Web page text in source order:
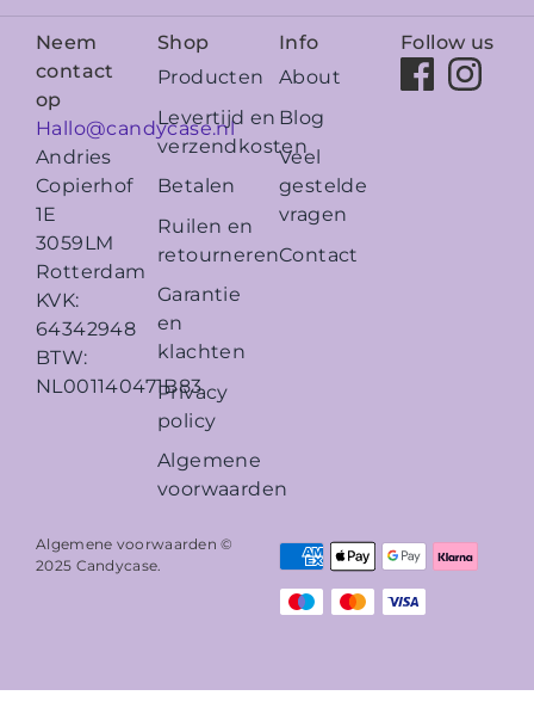
Neem
contact
op
Hallo@candycase.nl
Andries
Copierhof
1E
3059LM
Rotterdam
KVK:
64342948
BTW:
NL001140471B83
Shop
Producten
Levertijd en
verzendkosten
Betalen
Ruilen en
retourneren
Garantie
en
klachten
Privacy
policy
Algemene
voorwaarden
Info
About
Blog
Veel
gestelde
vragen
Contact
Follow us
Algemene voorwaarden ©
2025 Candycase.